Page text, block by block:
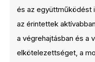
és az együttműködést
az érintettek
a végrehajtásban és a
elkötelezettséget, a